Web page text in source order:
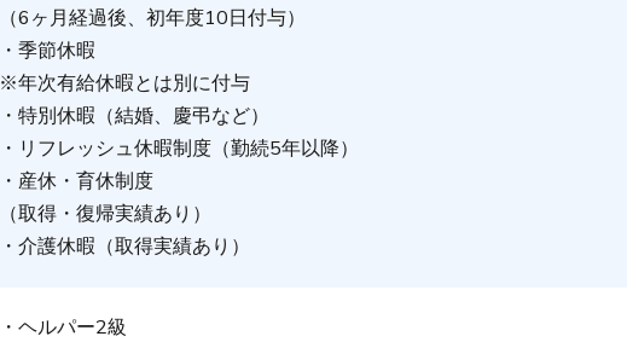
（6ヶ月経過後、初年度10日付与）
・季節休暇
※年次有給休暇とは別に付与
・特別休暇（結婚、慶弔など）
・リフレッシュ休暇制度（勤続5年以降）
・産休・育休制度
（取得・復帰実績あり）
・介護休暇（取得実績あり）
・ヘルパー2級